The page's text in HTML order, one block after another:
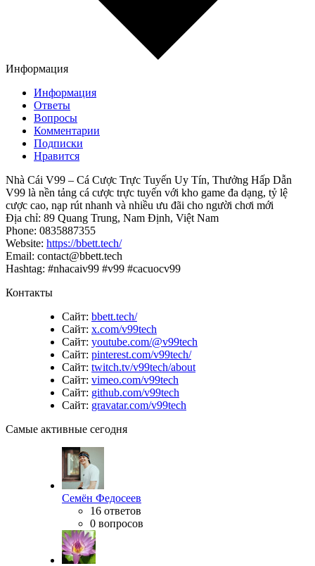
Информация
Информация
Ответы
Вопросы
Комментарии
Подписки
Нравится
Nhà Cái V99 – Cá Cược Trực Tuyến Uy Tín, Thưởng Hấp Dẫn
V99 là nền tảng cá cược trực tuyến với kho game đa dạng, tỷ lệ
cược cao, nạp rút nhanh và nhiều ưu đãi cho người chơi mới
Địa chỉ: 89 Quang Trung, Nam Định, Việt Nam
Phone: 0835887355
Website: https://bbett.tech/
Email: contact@bbett.tech
Hashtag: #nhacaiv99 #v99 #cacuocv99
Контакты
Сайт: bbett.tech/
Сайт: x.com/v99tech
Сайт: youtube.com/@v99tech
Сайт: pinterest.com/v99tech/
Сайт: twitch.tv/v99tech/about
Сайт: vimeo.com/v99tech
Сайт: github.com/v99tech
Сайт: gravatar.com/v99tech
Самые активные сегодня
Семён Федосеев
16 ответов
0 вопросов